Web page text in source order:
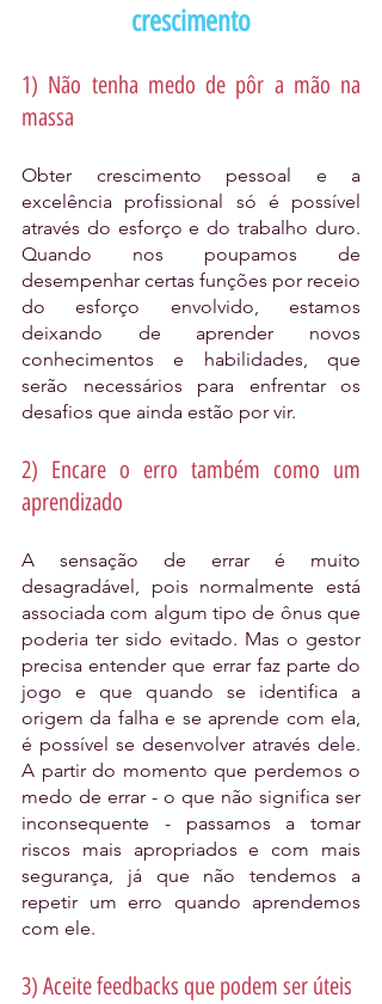
crescimento
1) Não tenha medo de pôr a mão na
massa
Obter crescimento pessoal e a
excelência profissional só é possível
através do esforço e do trabalho duro.
Quando nos poupamos de
desempenhar certas funções por receio
do esforço envolvido, estamos
deixando de aprender novos
conhecimentos e habilidades, que
serão necessários para enfrentar os
desafios que ainda estão por vir.
2) Encare o erro também como um
aprendizado
A sensação de errar é muito
desagradável, pois normalmente está
associada com algum tipo de ônus que
poderia ter sido evitado. Mas o gestor
precisa entender que errar faz parte do
jogo e que quando se identifica a
origem da falha e se aprende com ela,
é possível se desenvolver através dele.
A partir do momento que perdemos o
medo de errar - o que não significa ser
inconsequente - passamos a tomar
riscos mais apropriados e com mais
segurança, já que não tendemos a
repetir um erro quando aprendemos
com ele.
3) Aceite feedbacks que podem ser úteis